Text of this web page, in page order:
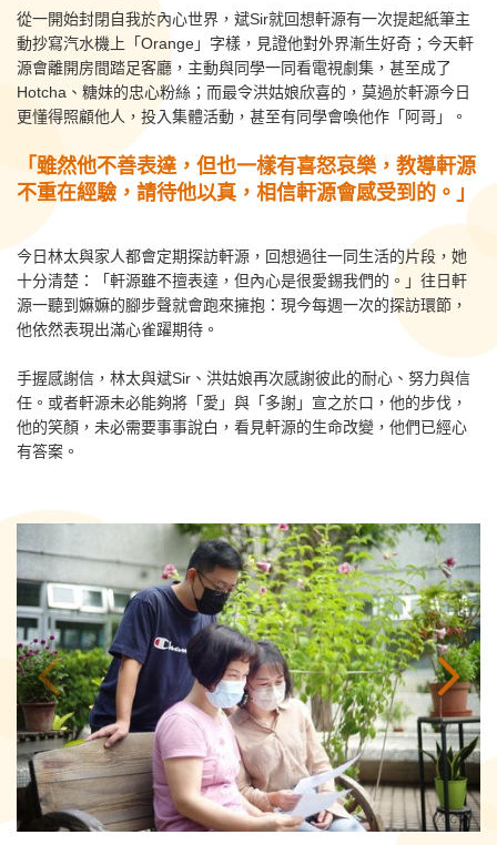
從一開始封閉自我於內心世界，斌Sir就回想軒源有一次提起紙筆主
動抄寫汽水機上「Orange」字樣，見證他對外界漸生好奇；今天軒
源會離開房間踏足客廳，主動與同學一同看電視劇集，甚至成了
Hotcha、糖妹的忠心粉絲；而最令洪姑娘欣喜的，莫過於軒源今日
更懂得照顧他人，投入集體活動，甚至有同學會喚他作「阿哥」。
「 雖然他不善表達，但也一樣有喜怒哀樂，教導軒源
不重在經驗，請待他以真，相信軒源會感受到的。 」
今日林太與家人都會定期探訪軒源，回想過往一同生活的片段，她
十分清楚：「軒源雖不擅表達，但內心是很愛錫我們的。」往日軒
源一聽到嫲嫲的腳步聲就會跑來擁抱：現今每週一次的探訪環節，
他依然表現出滿心雀躍期待。
手握感謝信，林太與斌Sir、洪姑娘再次感謝彼此的耐心、努力與信
任。或者軒源未必能夠將「愛」與「多謝」宣之於口，他的步伐，
他的笑顏，未必需要事事說白，看見軒源的生命改變，他們已經心
有答案。